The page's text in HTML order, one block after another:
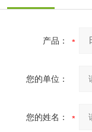
产品：
您的单位：
您的姓名：